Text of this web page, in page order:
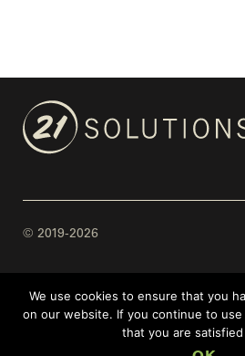
© 2019-2026
Mentions légales
Hurrah! Only 0.28 g of CO2 / view
We use cookies to ensure that you
on our website. If you continue to
that you are